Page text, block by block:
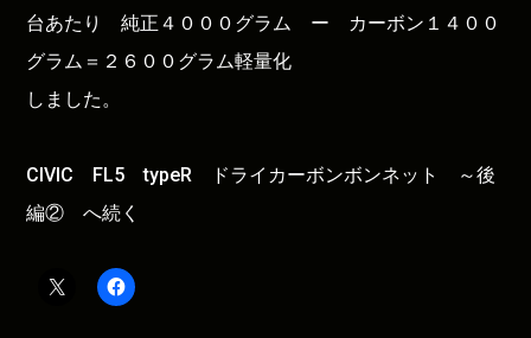
台あたり 純正４０００グラム ー カーボン１４００
グラム＝２６００グラム軽量化
しました。
CIVIC FL5 typeR ドライカーボンボンネット ～後
編② へ続く